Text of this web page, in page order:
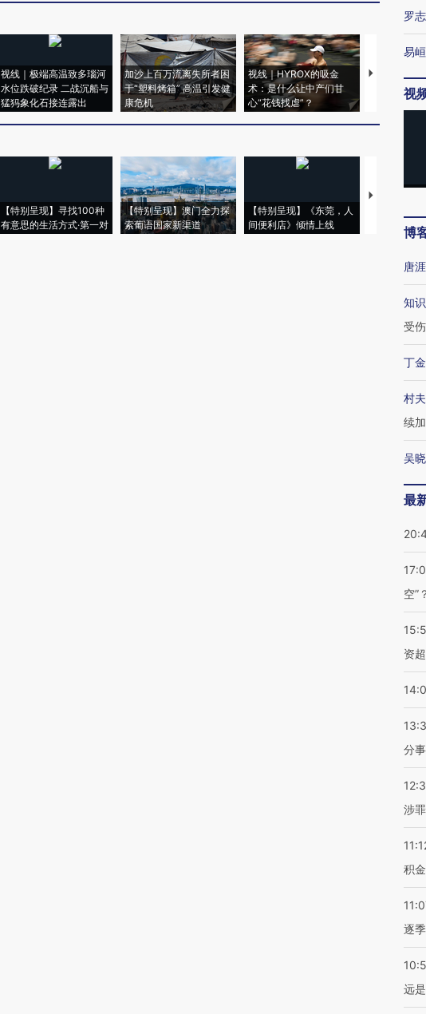
视线｜极端高温致多瑙河
水位跌破纪录 二战沉船与
猛犸象化石接连露出
加沙上百万流离失所者困
于“塑料烤箱” 高温引发健
康危机
视线｜HYROX的吸金
术：是什么让中产们甘
心“花钱找虐”？
马航飞行员
粒摇头丸 尿
【特别呈现】寻找100种
有意思的生活方式·第一对
【特别呈现】澳门全力探
索葡语国家新渠道
【特别呈现】《东莞，人
间便利店》倾情上线
【推广】走
罗
易峘
视
博
唐涯
知
受伤
丁
村
续
吴
最
空”
资
分
涉
积
逐
远